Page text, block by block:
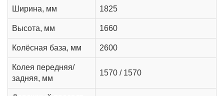
Ширина, мм 1825
Высота, мм 1660
Колёсная база, мм 2600
Колея передняя/
задняя, мм
1570 / 1570